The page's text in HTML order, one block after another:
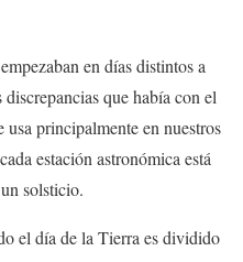
en días distintos a
que había con el
usa principalmente en nuestros
estación astronómica está
solsticio.
el día de la Tierra es dividido